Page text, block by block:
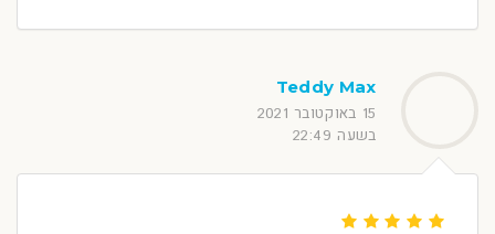
Teddy Max
15 באוקטובר 2021
בשעה 22:49